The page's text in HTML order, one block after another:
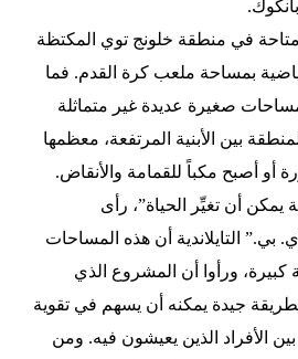
في منطقة خلونج توي المكتظة
بمساحة ملعب كرة القدم. فما
صغيرة عديدة غير متماثلة
بين الأبنية المرتفعة، معظمها
أصبح مكباً للقمامة والأنقاض.
يمكن أن تغيِّر الحياة”، رأى
التايلاندية أن هذه المساحات
ورأوا أن المشروع الذي
جيدة يمكنه أن يسهم في تقوية
بين الأفراد الذين يعيشون فيه. ومن